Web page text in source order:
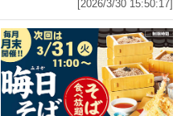
[2026/3/30 15:50:17]